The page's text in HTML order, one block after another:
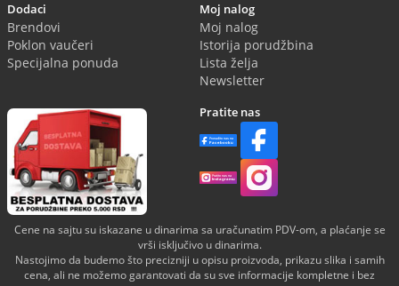
Dodaci
Brendovi
Poklon vaučeri
Specijalna ponuda
Moj nalog
Moj nalog
Istorija porudžbina
Lista želja
Newsletter
Pratite nas
Cene na sajtu su iskazane u dinarima sa uračunatim PDV-om, a plaćanje se
vrši isključivo u dinarima.
Nastojimo da budemo što precizniji u opisu proizvoda, prikazu slika i samih
cena, ali ne možemo garantovati da su sve informacije kompletne i bez